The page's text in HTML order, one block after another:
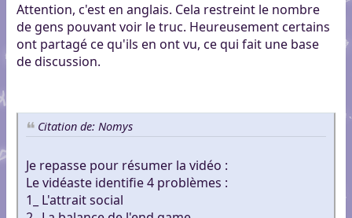
Attention, c'est en anglais. Cela restreint le nombre
de gens pouvant voir le truc. Heureusement certains
ont partagé ce qu'ils en ont vu, ce qui fait une base
de discussion.
Citation de: Nomys
Je repasse pour résumer la vidéo :
Le vidéaste identifie 4 problèmes :
1_ L'attrait social